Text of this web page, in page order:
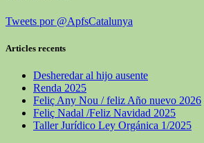
Tweets por @ApfsCatalunya
Articles recents
Desheredar al hijo ausente
Renda 2025
Feliç Any Nou / feliz Año nuevo 2026
Feliç Nadal /Feliz Navidad 2025
Taller Jurídico Ley Orgánica 1/2025